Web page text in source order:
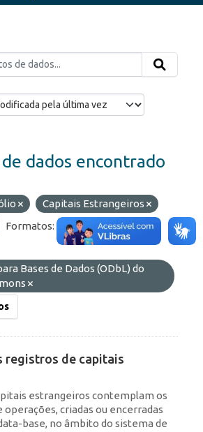
dados encontrado
Capitais Estrangeiros
Formatos: API
OData
Bases de Dados (ODbL) do
registros de capitais
estrangeiros contemplam os
criadas ou encerradas
base, no âmbito do sistema de